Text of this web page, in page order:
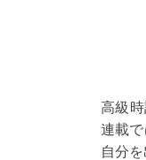
高級
連載
自分